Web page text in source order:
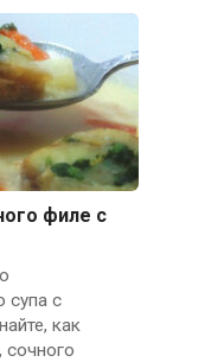
филе с
супа с
как